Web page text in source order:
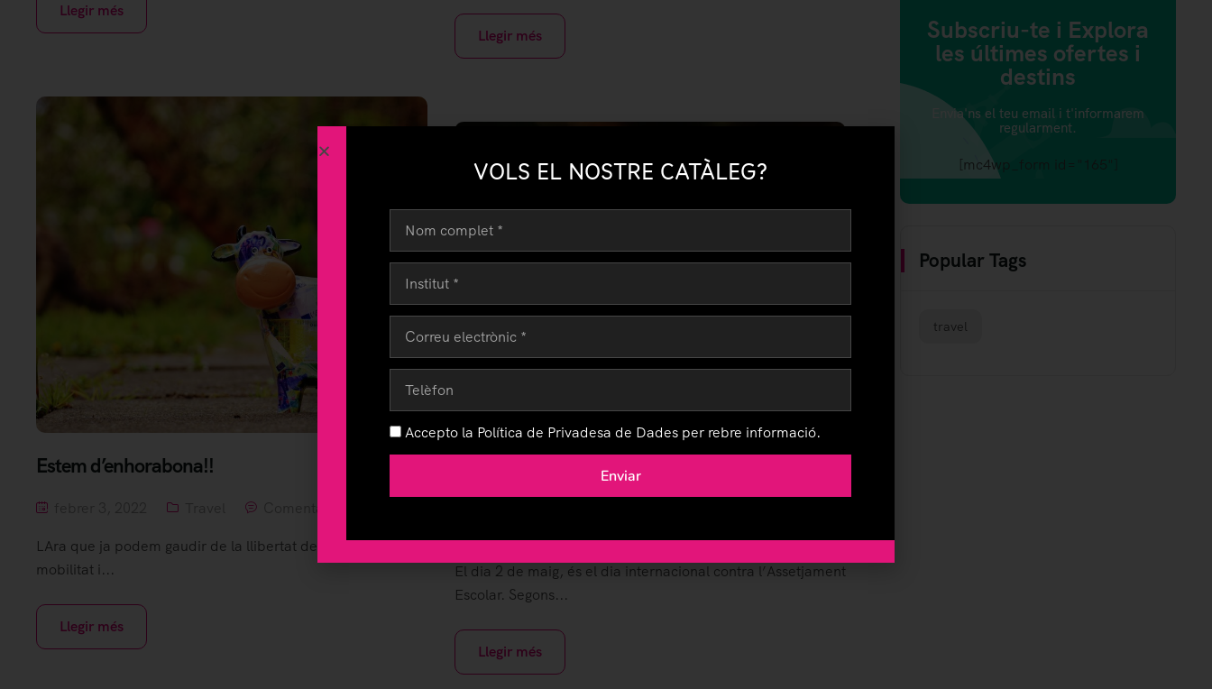
Llegir més
Llegir més
Estem d’enhorabona!!
LAra que ja podem gaudir de la llibertat de tenir més
mobilitat i...
Llegir més
Dia internacional contra l’assetjament escolar
El dia 2 de maig, és el dia internacional contra l’Assetjament
Escolar. Segons...
Llegir més
Subscriu-te i Explora
les últimes ofertes i
destins
Envia'ns el teu email i t'informarem
regularment.
[mc4wp_form id="165"]
Popular Tags
travel
VOLS EL NOSTRE CATÀLEG?
Accepto la Política de Privadesa de Dades per rebre informació.
Enviar